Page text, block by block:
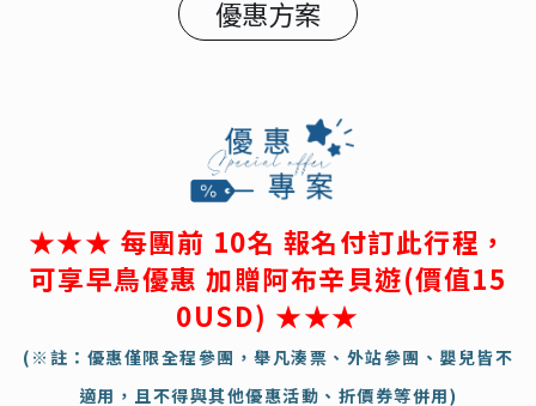
優惠方案
★★★ 每團前 10名 報名付訂此行程，
可享早鳥優惠 加贈阿布辛貝遊(價值15
0USD) ★★★
(※註：優惠僅限全程參團，舉凡湊票、外站參團、嬰兒皆不
適用，且不得與其他優惠活動、折價券等併用)